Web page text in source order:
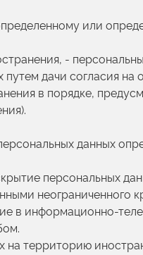
или
-
дачи согласия на
в порядке,
данных
персональных
неограниченного
в информационно-
на территорию